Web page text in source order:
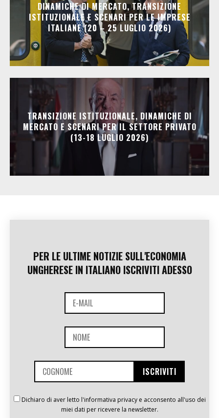
DINAMICHE DI MERCATO, TRANSIZIONE
ISTITUZIONALE E SCENARI PER LE IMPRESE
ITALIANE (20 – 25 LUGLIO 2026)
TRANSIZIONE ISTITUZIONALE, DINAMICHE DI
MERCATO E SCENARI PER IL SETTORE PRIVATO
(13-18 LUGLIO 2026)
PER LE ULTIME NOTIZIE SULL'ECONOMIA
UNGHERESE IN ITALIANO ISCRIVITI ADESSO
Dichiaro di aver letto l'informativa privacy e acconsento all'uso dei
miei dati per ricevere la newsletter.